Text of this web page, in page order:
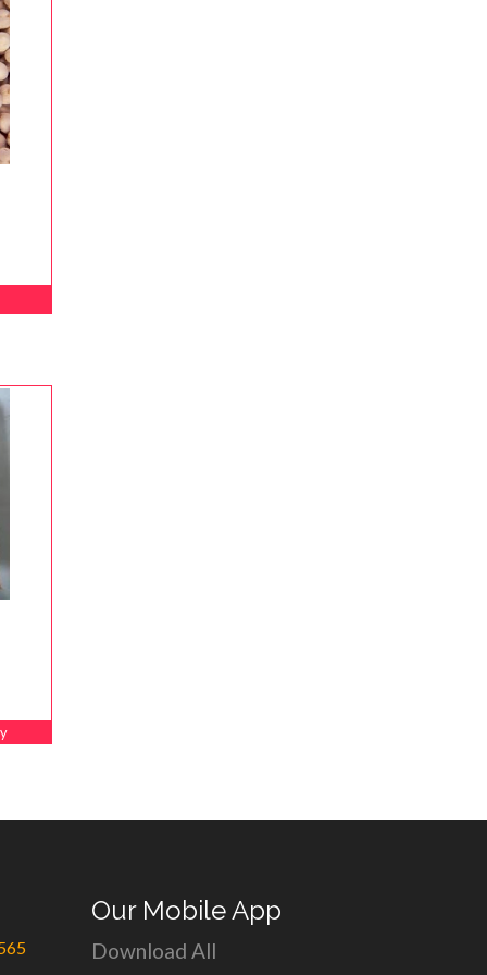
Our Mobile App
Download All